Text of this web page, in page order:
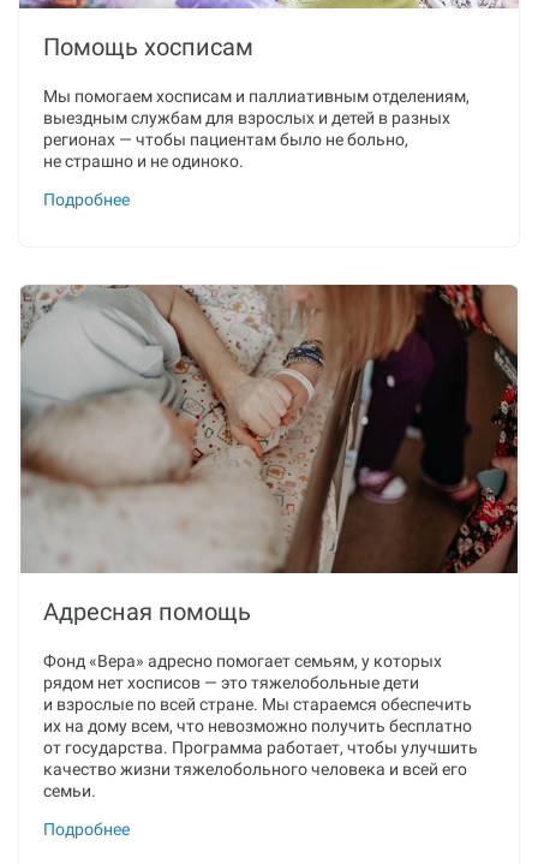
Помощь хосписам
Мы помогаем хосписам и паллиативным отделениям,
выездным службам для взрослых и детей в разных
регионах — чтобы пациентам было не больно,
не страшно и не одиноко.
Подробнее
Адресная помощь
Фонд «Вера» адресно помогает семьям, у которых
рядом нет хосписов — это тяжелобольные дети
и взрослые по всей стране. Мы стараемся обеспечить
их на дому всем, что невозможно получить бесплатно
от государства. Программа работает, чтобы улучшить
качество жизни тяжелобольного человека и всей его
семьи.
Подробнее